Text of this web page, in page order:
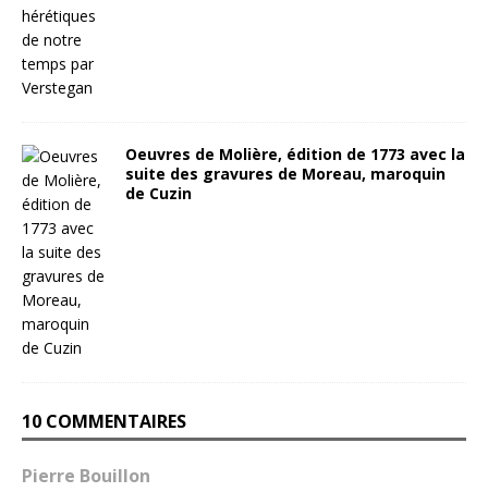
Oeuvres de Molière, édition de 1773 avec la
suite des gravures de Moreau, maroquin
de Cuzin
10 COMMENTAIRES
Pierre Bouillon